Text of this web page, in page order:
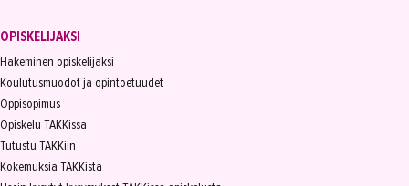
OPISKELIJAKSI
Hakeminen opiskelijaksi
Koulutusmuodot ja opintoetuudet
Oppisopimus
Opiskelu TAKKissa
Tutustu TAKKiin
Kokemuksia TAKKista